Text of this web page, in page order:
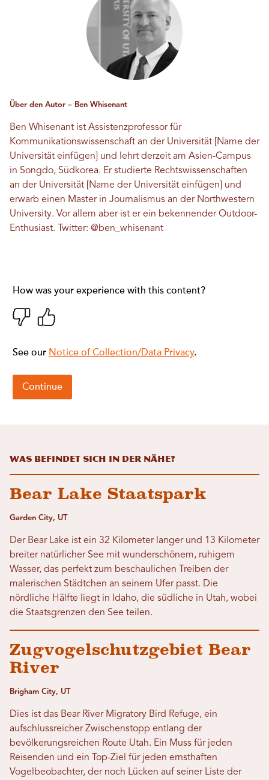
Über den Autor – Ben Whisenant
Ben Whisenant ist Assistenzprofessor für
Kommunikationswissenschaft an der Universität [Name der
Universität einfügen] und lehrt derzeit am Asien-Campus
in Songdo, Südkorea. Er studierte Rechtswissenschaften
an der Universität [Name der Universität einfügen] und
erwarb einen Master in Journalismus an der Northwestern
University. Vor allem aber ist er ein bekennender Outdoor-
Enthusiast. Twitter: @ben_whisenant
Was befindet sich in der Nähe?
Bear Lake Staatspark
Garden City, UT
Der Bear Lake ist ein 32 Kilometer langer und 13 Kilometer
breiter natürlicher See mit wunderschönem, ruhigem
Wasser, das perfekt zum beschaulichen Treiben der
malerischen Städtchen an seinem Ufer passt. Die
nördliche Hälfte liegt in Idaho, die südliche in Utah, wobei
die Staatsgrenzen den See teilen.
Zugvogelschutzgebiet Bear
River
Brigham City, UT
Dies ist das Bear River Migratory Bird Refuge, ein
aufschlussreicher Zwischenstopp entlang der
bevölkerungsreichen Route Utah. Ein Muss für jeden
Reisenden und ein Top-Ziel für jeden ernsthaften
Vogelbeobachter, der noch Lücken auf seiner Liste der